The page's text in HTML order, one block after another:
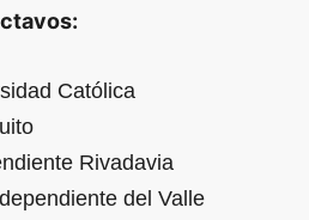
Católica
Rivadavia
del Valle